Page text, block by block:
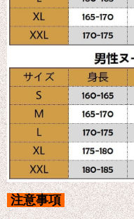
注意事項